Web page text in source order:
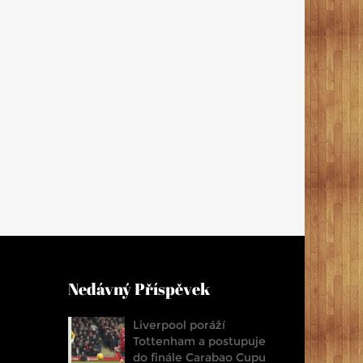
Nedávný Příspěvek
Liverpool poráží
Tottenham a postupuje
do finále Carabao Cupu